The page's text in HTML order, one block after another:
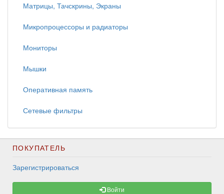
Матрицы, Тачскрины, Экраны
Микропроцессоры и радиаторы
Мониторы
Мышки
Оперативная память
Сетевые фильтры
ПОКУПАТЕЛЬ
Зарегистрироваться
Войти